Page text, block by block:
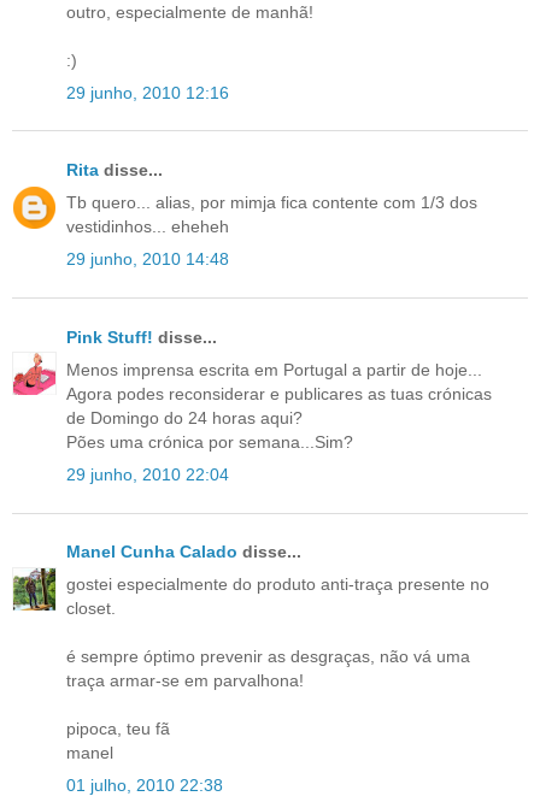
outro, especialmente de manhã!
:)
29 junho, 2010 12:16
Rita disse...
Tb quero... alias, por mimja fica contente com 1/3 dos
vestidinhos... eheheh
29 junho, 2010 14:48
Pink Stuff! disse...
Menos imprensa escrita em Portugal a partir de hoje...
Agora podes reconsiderar e publicares as tuas crónicas
de Domingo do 24 horas aqui?
Pões uma crónica por semana...Sim?
29 junho, 2010 22:04
Manel Cunha Calado disse...
gostei especialmente do produto anti-traça presente no
closet.
é sempre óptimo prevenir as desgraças, não vá uma
traça armar-se em parvalhona!
pipoca, teu fã
manel
01 julho, 2010 22:38